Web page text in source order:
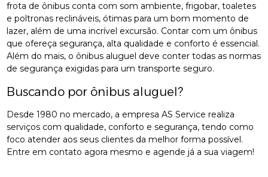
frota de ônibus conta com som ambiente, frigobar, toaletes
e poltronas reclináveis, ótimas para um bom momento de
lazer, além de uma incrível excursão. Contar com um ônibus
que ofereça segurança, alta qualidade e conforto é essencial.
Além do mais, o ônibus aluguel deve conter todas as normas
de segurança exigidas para um transporte seguro.
Buscando por ônibus aluguel?
Desde 1980 no mercado, a empresa AS Service realiza
serviços com qualidade, conforto e segurança, tendo como
foco atender aos seus clientes da melhor forma possível.
Entre em contato agora mesmo e agende já a sua viagem!